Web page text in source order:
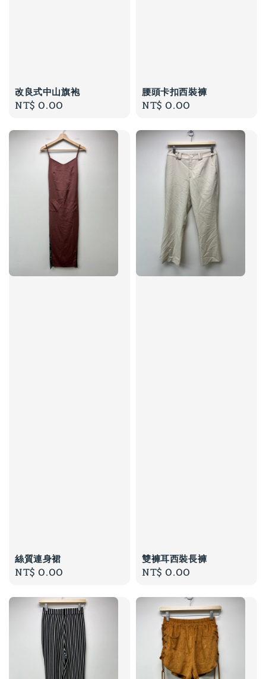
改良式中山旗袍
Regular
NT$ 0.00
腰頭卡扣西裝褲
Regular
NT$ 0.00
絲質連身裙
Regular
NT$ 0.00
雙褲耳西裝長褲
Regular
NT$ 0.00